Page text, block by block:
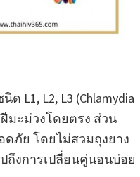
L1, L2, L3 (Chlamydia
มะม่วงโดยตรง ส่วน
ดภัย โดยไม่สวมถุงยาง
ถึงการเปลี่ยนคู่นอนบ่อย